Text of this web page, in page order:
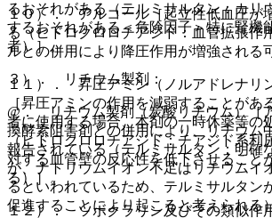
１０）． アルコール［起立性低血圧が
る（ヒドロクロロチアジド：血管拡張作
ルとの併用により降圧作用が増強される
１１）． 昇圧アミン（ノルアドレナリ
［昇圧アミンの作用を減弱することがあ
者に使用する場合、本剤の一時休薬等の
（ヒドロクロロチアジド：チアジド系利
対する血管壁の反応性を低下させること
る）］。
１２）． ツボクラリン及びその類似作
るおそれがある（テルミサルタン：カリ
するおそれがある＜危険因子＞特に腎機
者）］。
３）． リチウム製剤：
@． リチウム製剤（炭酸リチウム）［
換酵素阻害剤との併用により、リチウム
報告されている（テルミサルタン：明確
が、ナトリウムイオン不足はリチウムイ
るといわれているため、テルミサルタン
促進することにより起こると考えられる